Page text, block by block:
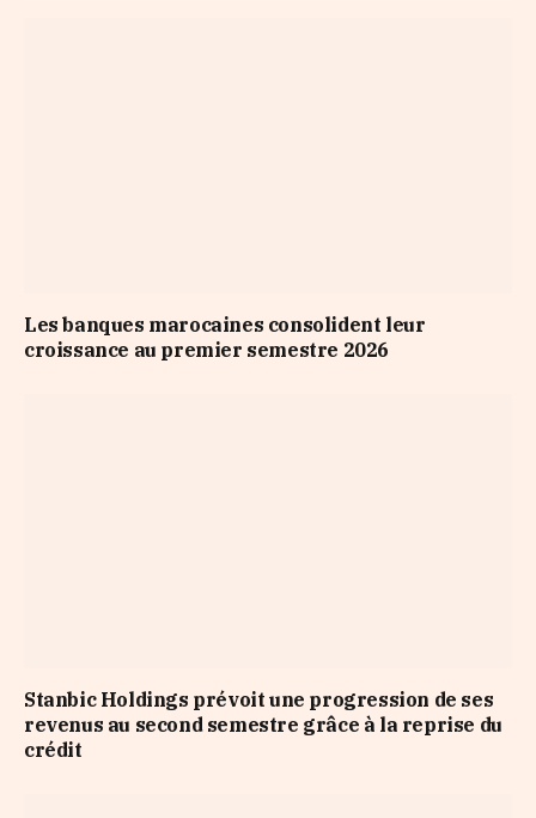
Les banques marocaines consolident leur
croissance au premier semestre 2026
Stanbic Holdings prévoit une progression de ses
revenus au second semestre grâce à la reprise du
crédit